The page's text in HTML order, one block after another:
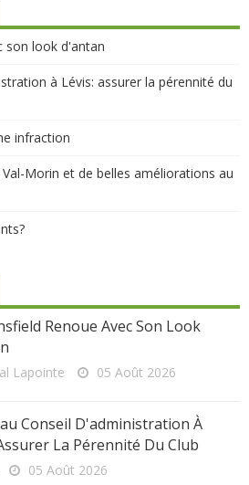
son look d'antan
à Lévis: assurer la pérennité du
infraction
Morin et de belles améliorations au
Renoue Avec Son Look
Lapointe 05 Août 2026
Conseil D'administration À
La Pérennité Du Club
05 Août 2026